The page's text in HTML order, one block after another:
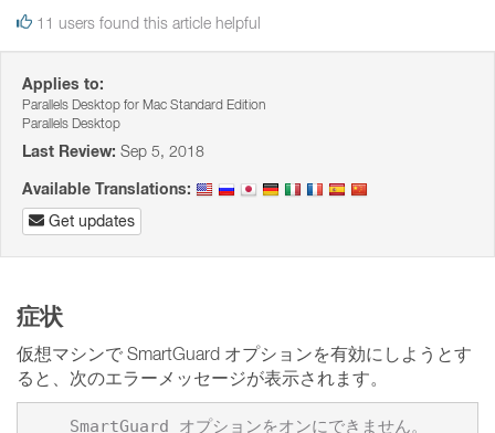
11 users found this article helpful
Applies to:
Parallels Desktop for Mac Standard Edition
Parallels Desktop
Last Review: Sep 5, 2018
Available Translations:
Get updates
症状
仮想マシンで SmartGuard オプションを有効にしようとす
ると、次のエラーメッセージが表示されます。